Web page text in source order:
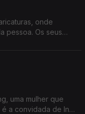
onde
pessoa. Os seus
uma mulher que
a convidada de Inês